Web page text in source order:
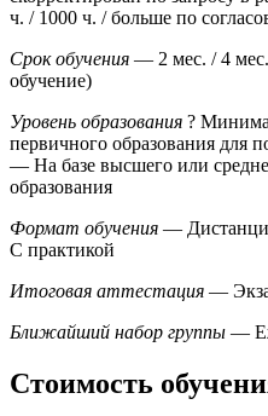
ч. / 1000 ч. / больше по
Срок обучения — 2 мес. / 4
обучение)
Уровень образования ?
первичного образования для
— На базе высшего или
образования
Формат обучения —
С практикой
Итоговая аттестация —
Ближайший набор группы —
Стоимость